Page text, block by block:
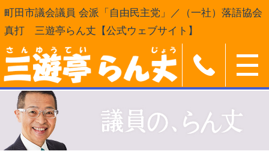
町田市議会議員 会派「自由民主党」／（一社）落語協会
真打 三遊亭らん丈【公式ウェブサイト】